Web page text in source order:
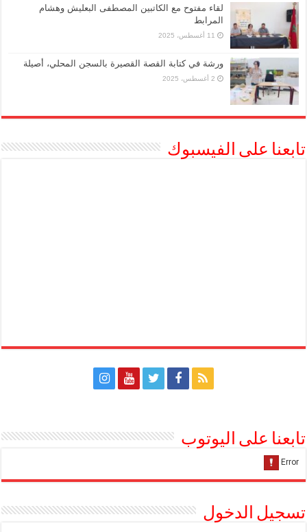
لقاء مفتوح مع الكاتبين المصطفى البعليش وهشام
المرابط
11 أغسطس، 2025
ورشة في كتابة القصة القصيرة بالسجن المحلي، أصيلة
2 أغسطس، 2025
تابعنا على الفيسبوك
تابعنا على اليوتوب
تسجيل الدخول